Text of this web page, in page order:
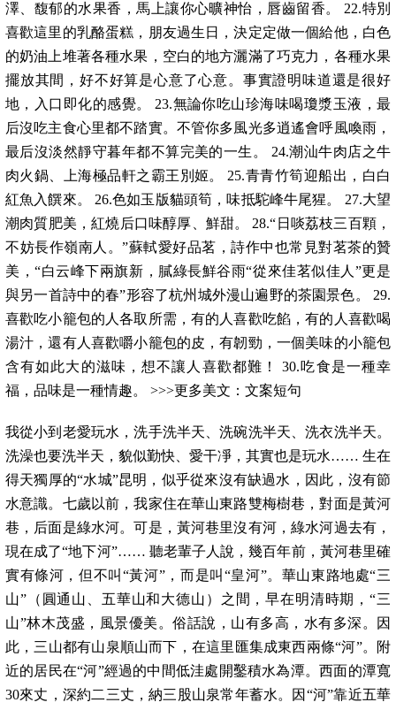
澤、馥郁的水果香，馬上讓你心曠神怡，唇齒留香。 22.特別
喜歡這里的乳酪蛋糕，朋友過生日，決定定做一個給他，白色
的奶油上堆著各種水果，空白的地方灑滿了巧克力，各種水果
擺放其間，好不好算是心意了心意。事實證明味道還是很好
地，入口即化的感覺。 23.無論你吃山珍海味喝瓊漿玉液，最
后沒吃主食心里都不踏實。不管你多風光多逍遙會呼風喚雨，
最后沒淡然靜守暮年都不算完美的一生。 24.潮汕牛肉店之牛
肉火鍋、上海極品軒之霸王別姬。 25.青青竹筍迎船出，白白
紅魚入饌來。 26.色如玉版貓頭筍，味抵駝峰牛尾猩。 27.大望
潮肉質肥美，紅燒后口味醇厚、鮮甜。 28.“日啖荔枝三百顆，
不妨長作嶺南人。”蘇軾愛好品茗，詩作中也常見對茗茶的贊
美，“白云峰下兩旗新，膩綠長鮮谷雨“從來佳茗似佳人”更是
與另一首詩中的春”形容了杭州城外漫山遍野的茶園景色。 29.
喜歡吃小籠包的人各取所需，有的人喜歡吃餡，有的人喜歡喝
湯汁，還有人喜歡嚼小籠包的皮，有韌勁，一個美味的小籠包
含有如此大的滋味，想不讓人喜歡都難！ 30.吃食是一種幸
福，品味是一種情趣。 >>>更多美文：文案短句
我從小到老愛玩水，洗手洗半天、洗碗洗半天、洗衣洗半天。
洗澡也要洗半天，貌似勤快、愛干凈，其實也是玩水…… 生在
得天獨厚的“水城”昆明，似乎從來沒有缺過水，因此，沒有節
水意識。七歲以前，我家住在華山東路雙梅樹巷，對面是黃河
巷，后面是綠水河。可是，黃河巷里沒有河，綠水河過去有，
現在成了“地下河”…… 聽老輩子人說，幾百年前，黃河巷里確
實有條河，但不叫“黃河”，而是叫“皇河”。華山東路地處“三
山”（圓通山、五華山和大德山）之間，早在明清時期，“三
山”林木茂盛，風景優美。俗話說，山有多高，水有多深。因
此，三山都有山泉順山而下，在這里匯集成東西兩條“河”。附
近的居民在“河”經過的中間低洼處開鑿積水為潭。西面的潭寬
30來丈，深約二三丈，納三股山泉常年蓄水。因“河”靠近五華